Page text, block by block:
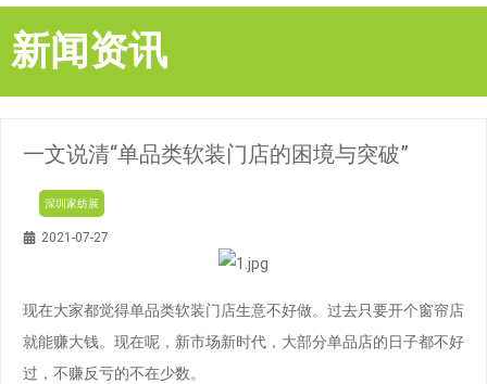
新闻资讯
一文说清“单品类软装门店的困境与突破”
深圳家纺展
2021-07-27
现在大家都觉得单品类软装门店生意不好做。过去只要开个窗帘店
就能赚大钱。现在呢，新市场新时代，大部分单品店的日子都不好
过，不赚反亏的不在少数。